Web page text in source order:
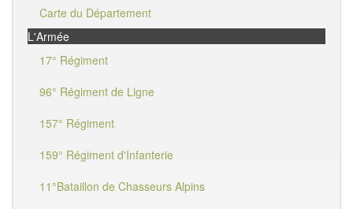
Carte du Département
L'Armée
17° Régiment
96° Régiment de Ligne
157° Régiment
159° Régiment d'Infanterie
11°Bataillon de Chasseurs Alpins